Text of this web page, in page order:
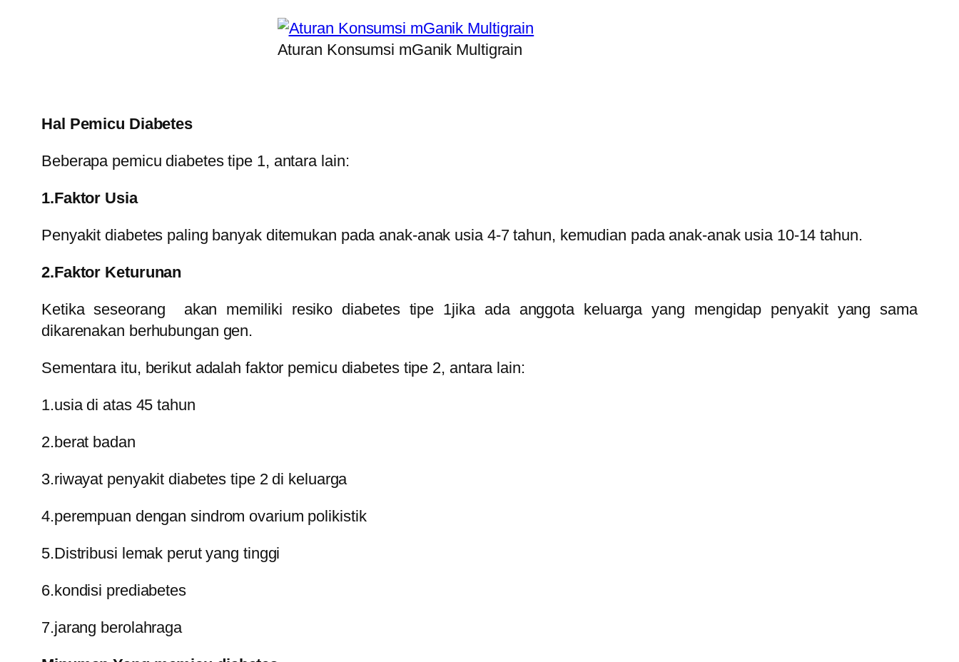
Aturan Konsumsi mGanik Multigrain
Hal Pemicu Diabetes
Beberapa pemicu diabetes tipe 1, antara lain:
1.Faktor Usia
Penyakit diabetes paling banyak ditemukan pada anak-anak usia 4-7 tahun, kemudian pada anak-anak usia 10-14 tahun.
2.Faktor Keturunan
Ketika seseorang akan memiliki resiko diabetes tipe 1jika ada anggota keluarga yang mengidap penyakit yang sama
dikarenakan berhubungan gen.
Sementara itu, berikut adalah faktor pemicu diabetes tipe 2, antara lain:
1.usia di atas 45 tahun
2.berat badan
3.riwayat penyakit diabetes tipe 2 di keluarga
4.perempuan dengan sindrom ovarium polikistik
5.Distribusi lemak perut yang tinggi
6.kondisi prediabetes
7.jarang berolahraga